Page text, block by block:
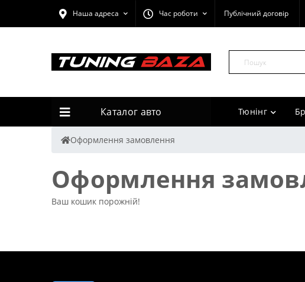
Наша адреса Час роботи Публічний договір
Каталог авто Тюнінг
Оформлення замовлення
Оформлення
Ваш кошик порожній!